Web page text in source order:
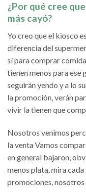
¿Por qué cree
más cayó?
Yo creo que el kiosco
diferencia del
sí para comprar
tienen menos para ese
seguirán yendo y a lo
la promoción, verán
vivir la tienen que
Nosotros venimos
la venta Vamos
en general bajaron,
menos plata, mira
promociones,